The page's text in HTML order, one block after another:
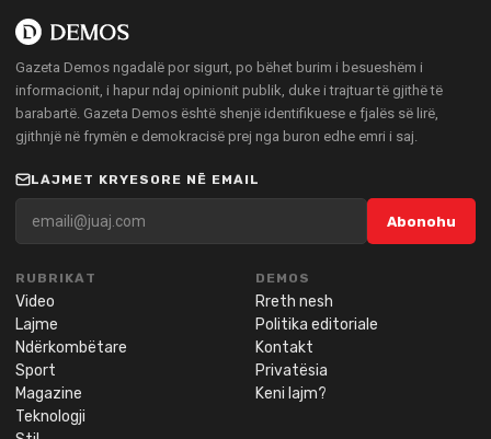
Gazeta Demos ngadalë por sigurt, po bëhet burim i besueshëm i
informacionit, i hapur ndaj opinionit publik, duke i trajtuar të gjithë të
barabartë. Gazeta Demos është shenjë identifikuese e fjalës së lirë,
gjithnjë në frymën e demokracisë prej nga buron edhe emri i saj.
LAJMET KRYESORE NË EMAIL
Abonohu
RUBRIKAT
Video
Lajme
Ndërkombëtare
Sport
Magazine
Teknologji
DEMOS
Rreth nesh
Politika editoriale
Kontakt
Privatësia
Keni lajm?